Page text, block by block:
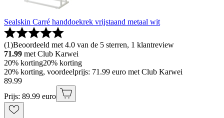
Sealskin Carré handdoekrek vrijstaand metaal wit
(1)Beoordeeld met 4.0 van de 5 sterren, 1 klantreview
71.99 met Club Karwei
20% korting20% korting
20% korting, voordeelprijs: 71.99 euro met Club Karwei
89.99
Prijs: 89.99 euro